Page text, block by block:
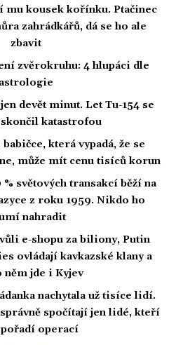
mu kousek kořínku. Ptačinec
zahrádkářů, dá se ho ale
zbavit
zvěrokruhu: 4 hlupáci dle
astrologie
devět minut. Let Tu-154 se
katastrofou
která vypadá, že se
může mít cenu tisíců korun
% světových transakcí běží na
z roku 1959. Nikdo ho
nahradit
e-shopu za biliony, Putin
ovládají kavkazské klany a
něm jde i Kyjev
nachytala už tisíce lidí.
spočítají jen lidé, kteří
operací